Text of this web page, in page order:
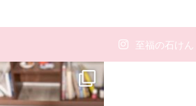
至福の石けん